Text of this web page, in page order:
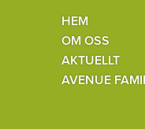
HEM
OM OSS
AKTUELLT
AVENUE